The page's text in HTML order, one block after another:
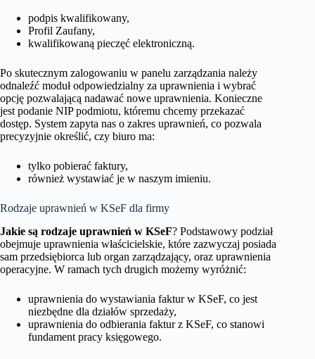
podpis kwalifikowany,
Profil Zaufany,
kwalifikowaną pieczęć elektroniczną.
Po skutecznym zalogowaniu w panelu zarządzania należy
odnaleźć moduł odpowiedzialny za uprawnienia i wybrać
opcję pozwalającą nadawać nowe uprawnienia. Konieczne
jest podanie NIP podmiotu, któremu chcemy przekazać
dostęp. System zapyta nas o zakres uprawnień, co pozwala
precyzyjnie określić, czy biuro ma:
tylko pobierać faktury,
również wystawiać je w naszym imieniu.
Rodzaje uprawnień w KSeF dla firmy
Jakie są rodzaje uprawnień w KSeF? Podstawowy podział
obejmuje uprawnienia właścicielskie, które zazwyczaj posiada
sam przedsiębiorca lub organ zarządzający, oraz uprawnienia
operacyjne. W ramach tych drugich możemy wyróżnić:
uprawnienia do wystawiania faktur w KSeF, co jest
niezbędne dla działów sprzedaży,
uprawnienia do odbierania faktur z KSeF, co stanowi
fundament pracy księgowego.